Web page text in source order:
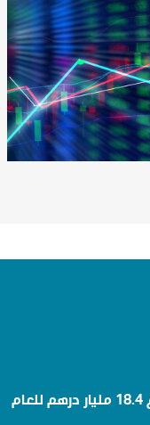
أدنوك للغاز تحقق صافي دخل قياسي بلغ 18.4 مليار درهم للعام